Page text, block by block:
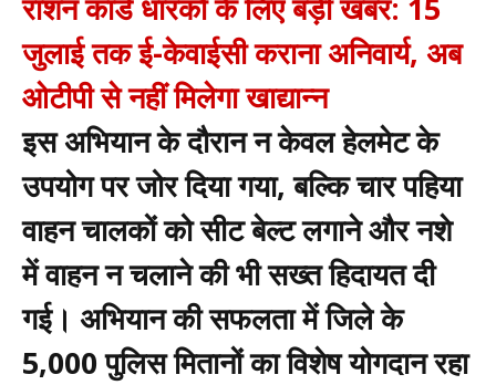
राशन कार्ड धारकों के लिए बड़ी खबर: 15
जुलाई तक ई-केवाईसी कराना अनिवार्य, अब
ओटीपी से नहीं मिलेगा खाद्यान्न
इस अभियान के दौरान न केवल हेलमेट के
उपयोग पर जोर दिया गया, बल्कि चार पहिया
वाहन चालकों को सीट बेल्ट लगाने और नशे
में वाहन न चलाने की भी सख्त हिदायत दी
गई। अभियान की सफलता में जिले के
5,000 पुलिस मितानों का विशेष योगदान रहा